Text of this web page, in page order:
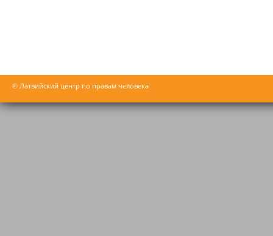
© Латвийский центр по правам человека